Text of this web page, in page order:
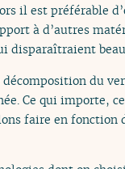
il est préférable
à d’autres
disparaîtraient
décomposition du
Ce qui importe,
faire en fonction